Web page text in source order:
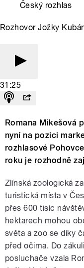
Český rozhlas
Rozhovor Jožky
31:25
Romana Mikešová
nyní na pozici
rozhlasové
roku je rozhodně
Zlínská zoologická
turistická místa v
přes 600 tisíc
hektarech mohou
světa a zoo se díky
před očima. Do
posluchače vzala